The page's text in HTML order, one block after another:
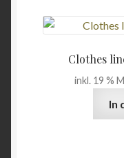
Clothes
inkl. 19 %
In